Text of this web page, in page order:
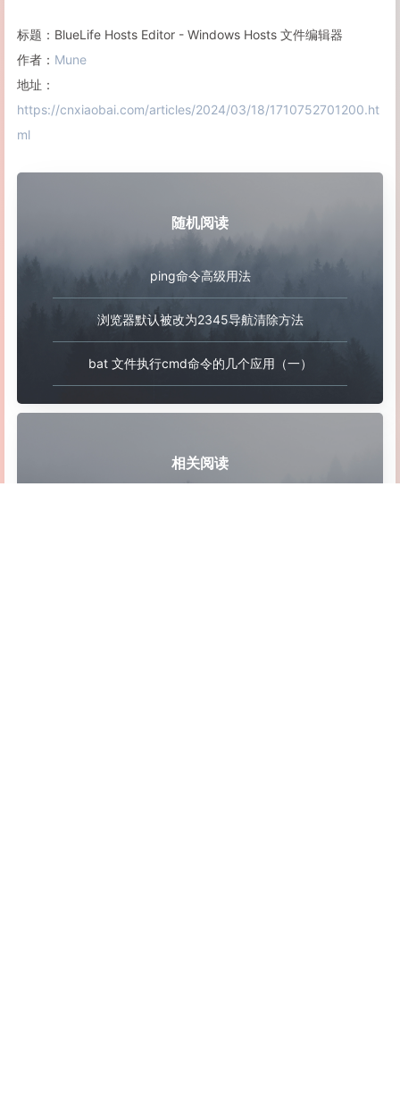
标题：BlueLife Hosts Editor - Windows Hosts 文件编辑器
作者： Mune
地址：
https://cnxiaobai.com/articles/2024/03/18/1710752701200.ht
ml
随机阅读
ping命令高级用法
浏览器默认被改为2345导航清除方法
bat 文件执行cmd命令的几个应用（一）
相关阅读